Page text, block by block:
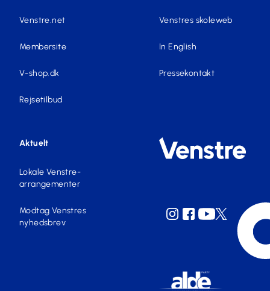
Venstre.net
Membersite
V-shop.dk
Rejsetilbud
Venstres skoleweb
In English
Pressekontakt
Aktuelt
Lokale Venstre-
arrangementer
Modtag Venstres
nyhedsbrev